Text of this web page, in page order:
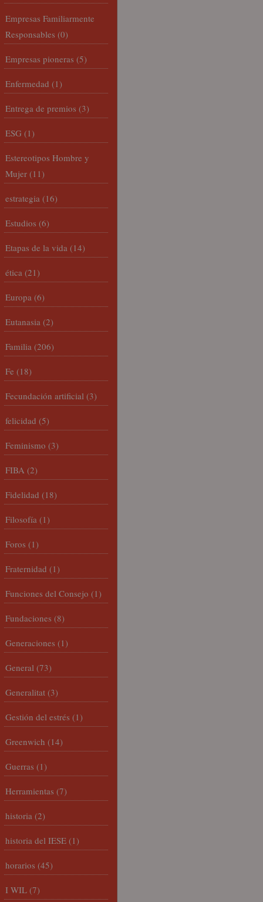
Empresas Familiarmente
Responsables (0)
Empresas pioneras (5)
Enfermedad (1)
Entrega de premios (3)
ESG (1)
Estereotipos Hombre y
Mujer (11)
estrategia (16)
Estudios (6)
Etapas de la vida (14)
ética (21)
Europa (6)
Eutanasia (2)
Familia (206)
Fe (18)
Fecundación artificial (3)
felicidad (5)
Feminismo (3)
FIBA (2)
Fidelidad (18)
Filosofía (1)
Foros (1)
Fraternidad (1)
Funciones del Consejo (1)
Fundaciones (8)
Generaciones (1)
General (73)
Generalitat (3)
Gestión del estrés (1)
Greenwich (14)
Guerras (1)
Herramientas (7)
historia (2)
historia del IESE (1)
horarios (45)
I WIL (7)